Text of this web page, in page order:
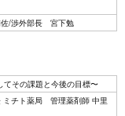
佐/渉外部長 宮下勉
てその課題と今後の目標〜
ミチト薬局 管理薬剤師 中里